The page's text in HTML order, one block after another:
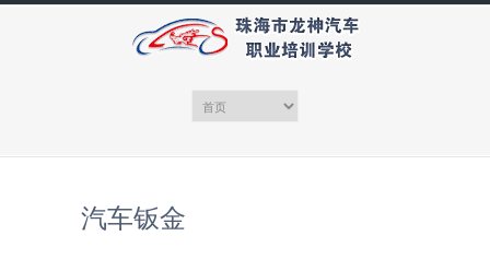
汽车钣金